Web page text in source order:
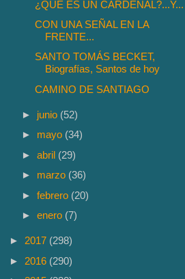
¿QUÉ ES UN CARDENAL?...Y...
CON UNA SEÑAL EN LA
FRENTE...
SANTO TOMÁS BECKET,
Biografías, Santos de hoy
CAMINO DE SANTIAGO
► junio (52)
► mayo (34)
►abril (29)
► marzo (36)
►febrero (20)
►enero (7)
► 2017 (298)
► 2016 (290)